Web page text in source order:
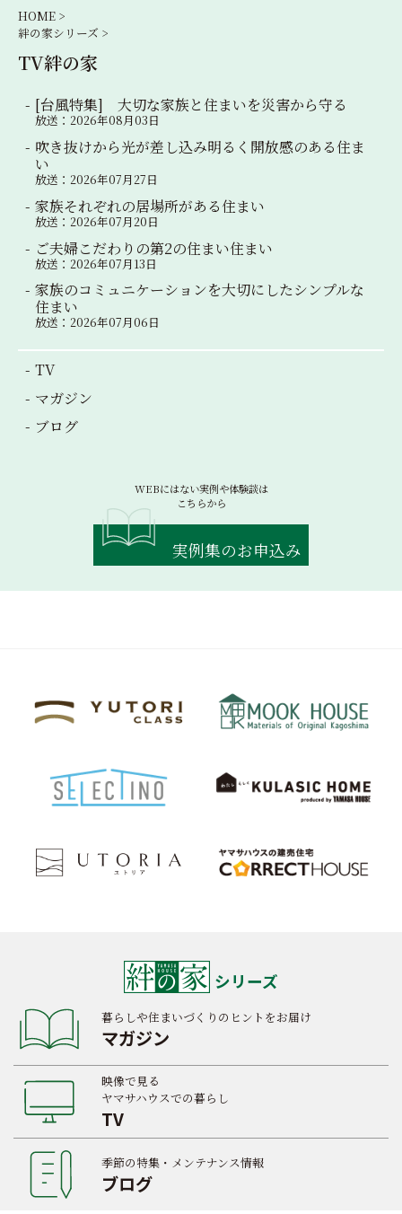
シ
ョ
HOME >
絆の家シリーズ >
TV絆の家
[台風特集] 大切な家族と住まいを災害から守る
放送：2026年08月03日
吹き抜けから光が差し込み明るく開放感のある住ま
い
放送：2026年07月27日
家族それぞれの居場所がある住まい
放送：2026年07月20日
ご夫婦こだわりの第2の住まい住まい
放送：2026年07月13日
家族のコミュニケーションを大切にしたシンプルな
住まい
放送：2026年07月06日
TV
マガジン
ブログ
WEBにはない実例や体験談は
こちらから
実例集のお申込み
シリーズ
暮らしや住まいづくりのヒントをお届け
マガジン
映像で見る
ヤマサハウスでの暮らし
TV
季節の特集・メンテナンス情報
ブログ